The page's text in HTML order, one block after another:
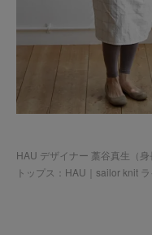
HAU デザイナー 藁谷真生（
トップス：HAU｜sailor knit